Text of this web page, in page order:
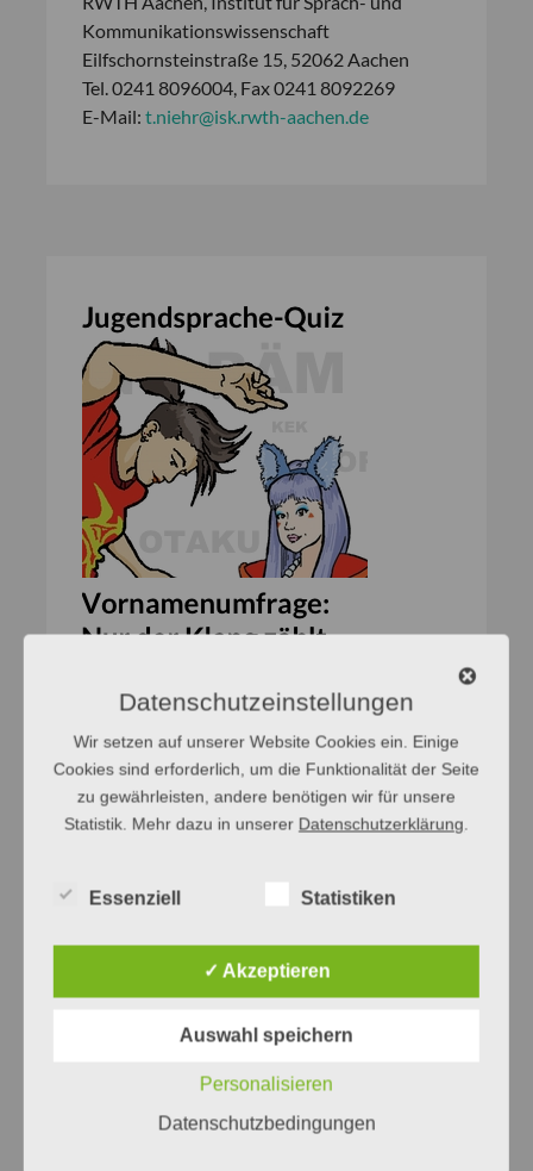
Kommunikationswissenschaft
Eilfschornsteinstraße 15, 52062 Aachen
Tel. 0241 8096004, Fax 0241 8092269
E-Mail: t.niehr@isk.rwth-aachen.de
Datenschutzeinstellungen
Wir setzen auf unserer Website Cookies ein. Einige
Cookies sind erforderlich, um die Funktionalität der Seite
zu gewährleisten, andere benötigen wir für unsere
Statistik. Mehr dazu in unserer Datenschutzerklärung
Essenziell Statistiken
✓ Akzeptieren
Auswahl speichern
Personalisieren
Datenschutzbedingungen